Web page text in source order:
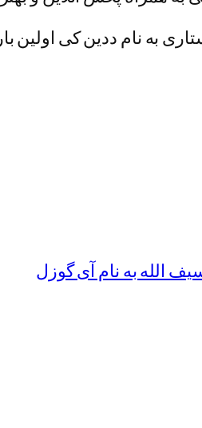
به نام ددین کی اولین
الله به نام آی گوزل